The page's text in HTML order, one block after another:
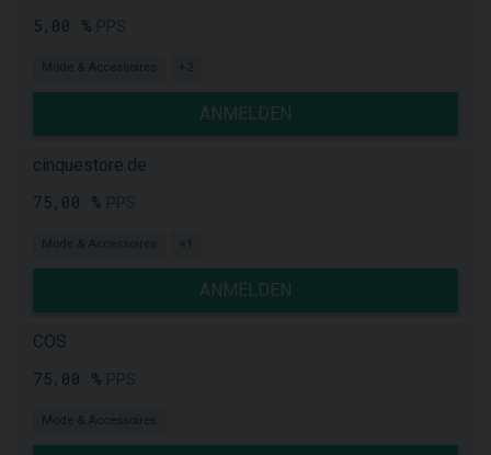
5,00 %
Mode & Accessoires +2
ANMELDEN
cinquestore.de
75,00 %
Mode & Accessoires +1
ANMELDEN
COS
75,00 %
Mode & Accessoires